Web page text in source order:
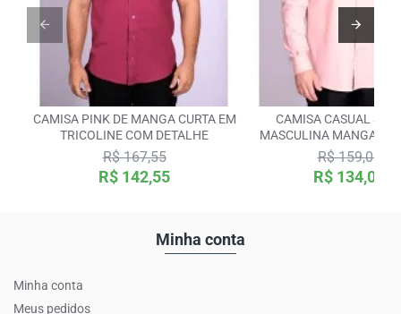
CAMISA PINK DE MANGA CURTA EM
TRICOLINE COM DETALHE
R$ 142,55
R$ 167,55
CAMISA CASUAL
MASCULINA MANGA
FUSTÃO
R$ 134,00
R$ 159,00
Minha conta
Minha conta
Meus pedidos